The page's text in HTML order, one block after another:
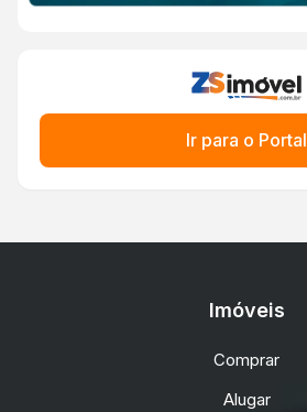
Ir para o Portal
Imóveis
Comprar
Alugar